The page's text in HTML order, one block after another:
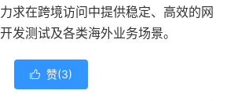
求在跨境访问中提供稳定、高效的网
发测试及各类海外业务场景。
 赞(3)